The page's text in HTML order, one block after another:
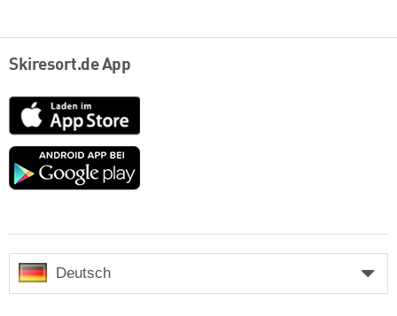
Skiresort.de App
App
Store
Google
Deutsch